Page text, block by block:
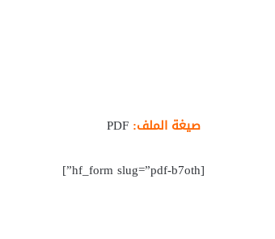
صيغة الملف:
[hf_form slug=”pdf-b7oth”]